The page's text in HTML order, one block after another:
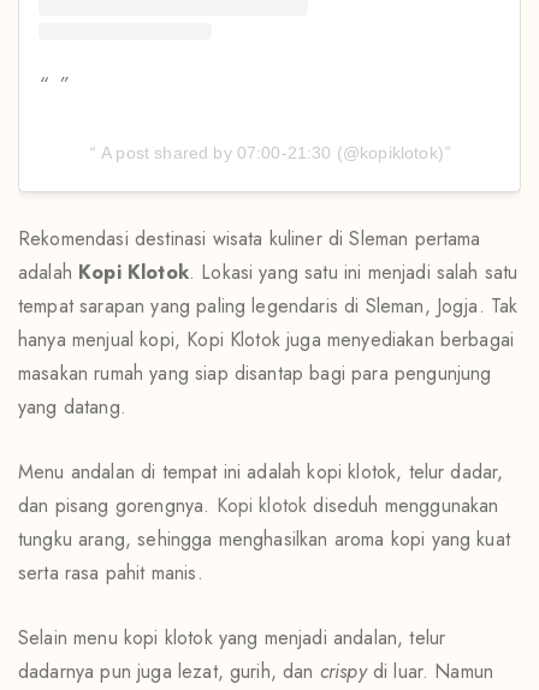
A post shared by 07:00-21:30 (@kopiklotok)
Rekomendasi destinasi wisata kuliner di Sleman pertama
adalah Kopi Klotok. Lokasi yang satu ini menjadi salah satu
tempat sarapan yang paling legendaris di Sleman, Jogja. Tak
hanya menjual kopi, Kopi Klotok juga menyediakan berbagai
masakan rumah yang siap disantap bagi para pengunjung
yang datang.
Menu andalan di tempat ini adalah kopi klotok, telur dadar,
dan pisang gorengnya. Kopi klotok diseduh menggunakan
tungku arang, sehingga menghasilkan aroma kopi yang kuat
serta rasa pahit manis.
Selain menu kopi klotok yang menjadi andalan, telur
dadarnya pun juga lezat, gurih, dan crispydi luar. Namun